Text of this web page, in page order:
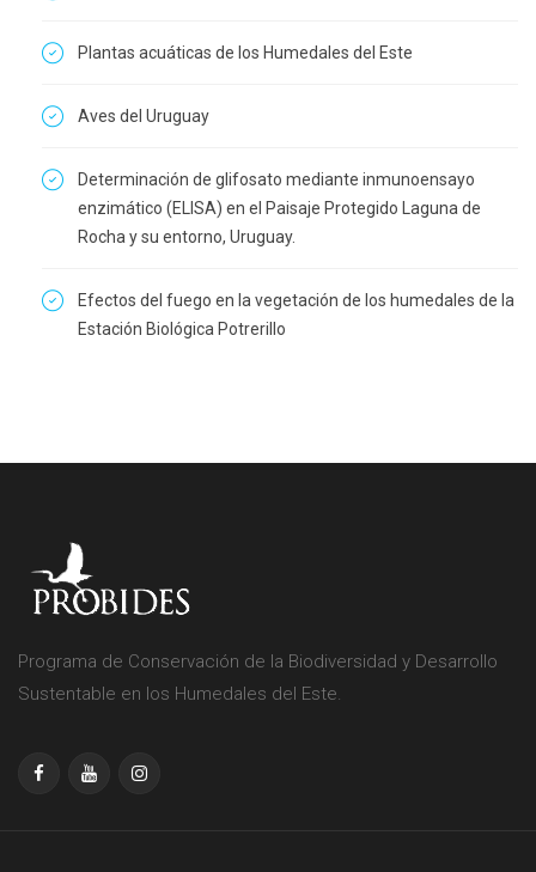
Plantas acuáticas de los Humedales del Este
Aves del Uruguay
Determinación de glifosato mediante inmunoensayo
enzimático (ELISA) en el Paisaje Protegido Laguna de
Rocha y su entorno, Uruguay.
Efectos del fuego en la vegetación de los humedales de la
Estación Biológica Potrerillo
Programa de Conservación de la Biodiversidad y Desarrollo
Sustentable en los Humedales del Este.